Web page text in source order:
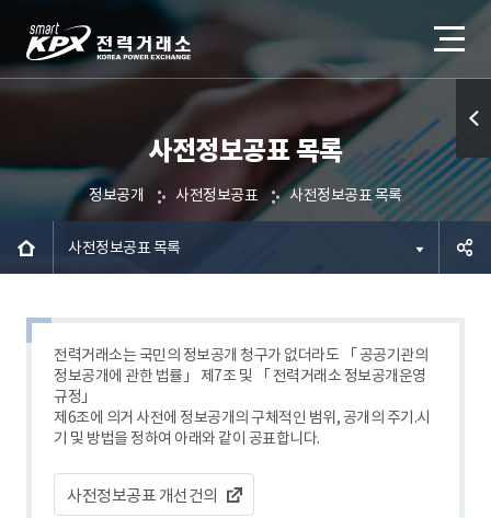
사전정보공표 목록
정보공개 사전정보공표 사전정보공표 목록
사전정보공표 목록
전력거래소는 국민의 정보공개 청구가 없더라도 「 공공기관의
정보공개에 관한 법률」 제7조 및 「 전력거래소 정보공개운영
규정」
제6조에 의거 사전에 정보공개의 구체적인 범위, 공개의 주기.시
기 및 방법을 정하여 아래와 같이 공표합니다.
사전정보공표 개선건의
퀵메
뉴 열
기